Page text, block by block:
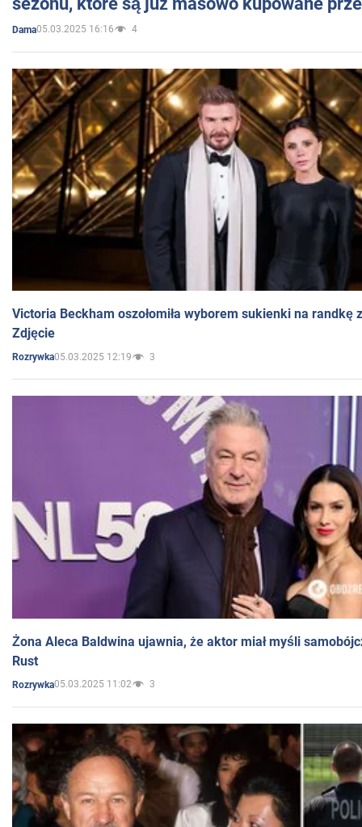
Dama05.03.2025 16:16 4
Victoria Beckham oszołomiła wyborem sukienki na randkę
Zdjęcie
Rozrywka05.03.2025 12:19 3
Żona Aleca Baldwina ujawnia, że aktor miał myśli
Rust
Rozrywka05.03.2025 11:02 3